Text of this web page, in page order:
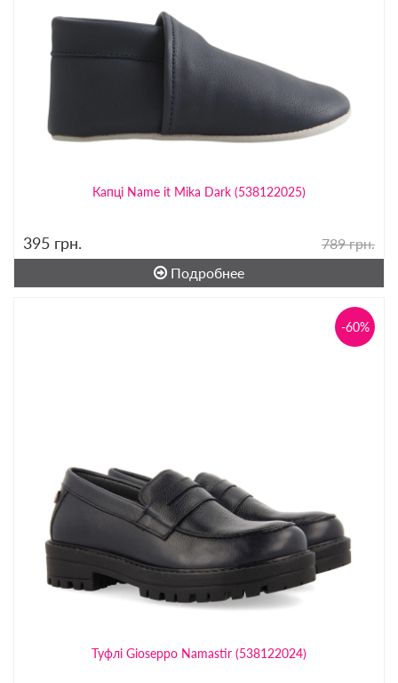
Капці Name it Mika Dark (538122025)
395 грн.
789 грн.
Подробнее
Туфлі Gioseppo Namastir (538122024)
-60%